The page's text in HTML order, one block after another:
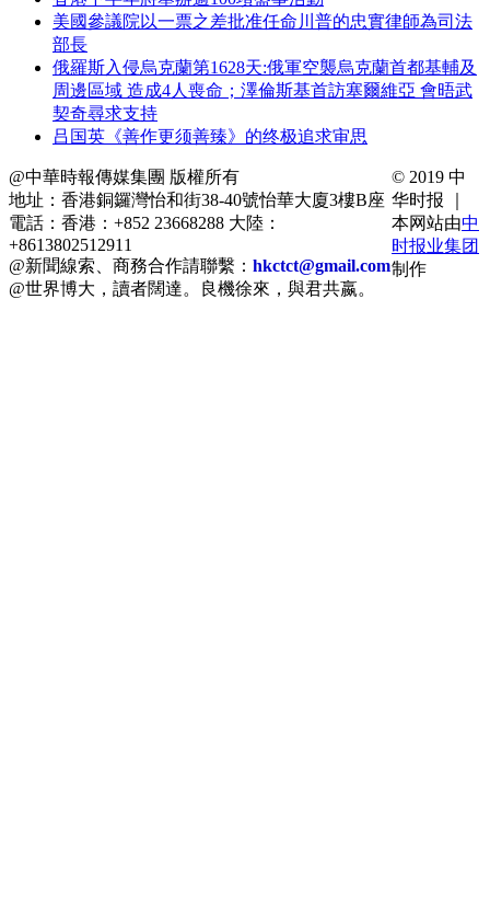
美國參議院以一票之差批准任命川普的忠實律師為司法
部長
俄羅斯入侵烏克蘭第1628天:俄軍空襲烏克蘭首都基輔及
周邊區域 造成4人喪命；澤倫斯基首訪塞爾維亞 會晤武
契奇尋求支持
吕国英《善作更须善臻》的终极追求审思
@中華時報傳媒集團 版權所有
地址：香港銅鑼灣怡和街38-40號怡華大廈3樓B座
電話：香港：+852 23668288 大陸：
+8613802512911
@新聞線索、商務合作請聯繫： hkctct@gmail.com
@世界博大，讀者闊達。良機徐來，與君共嬴。
© 2019 中
华时报 ｜
本网站由中
时报业集团
制作